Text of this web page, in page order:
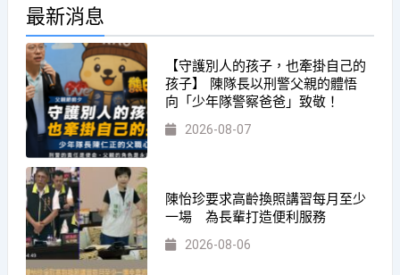
最新消息
【守護別人的孩子，也牽掛自己的
孩子】 陳隊長以刑警父親的體悟
向「少年隊警察爸爸」致敬！
2026-08-07
陳怡珍要求高齡換照講習每月至少
一場 為長輩打造便利服務
2026-08-06